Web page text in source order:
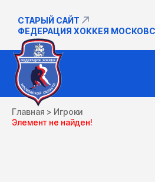
СТАРЫЙ САЙТ
ФЕДЕРАЦИЯ ХОККЕЯ
Главная > Игроки
Элемент не найден!